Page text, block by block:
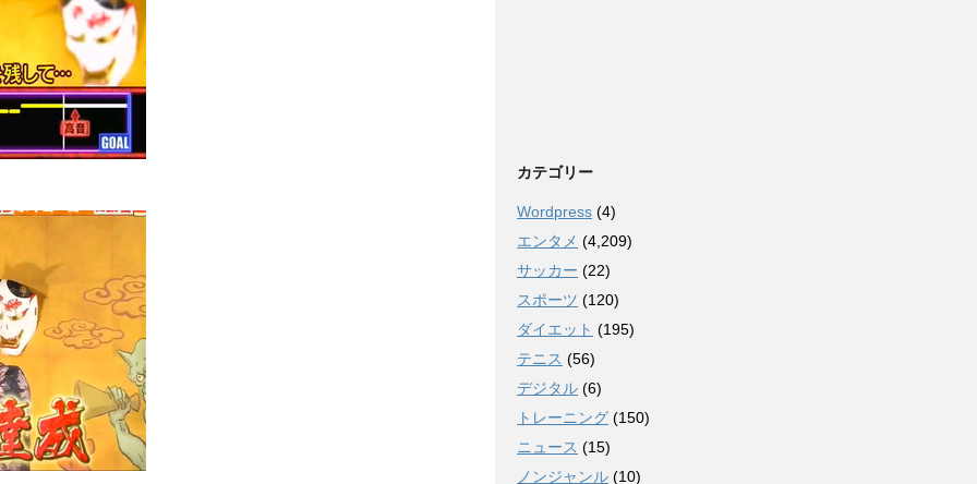
カテゴリー
Wordpress (4)
エンタメ (4,209)
サッカー (22)
スポーツ (120)
ダイエット (195)
テニス (56)
デジタル (6)
トレーニング (150)
ニュース (15)
ノンジャンル (10)